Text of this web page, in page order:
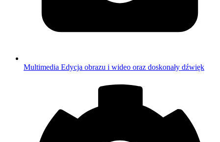
Multimedia Edycja obrazu i wideo oraz doskonały dźwięk